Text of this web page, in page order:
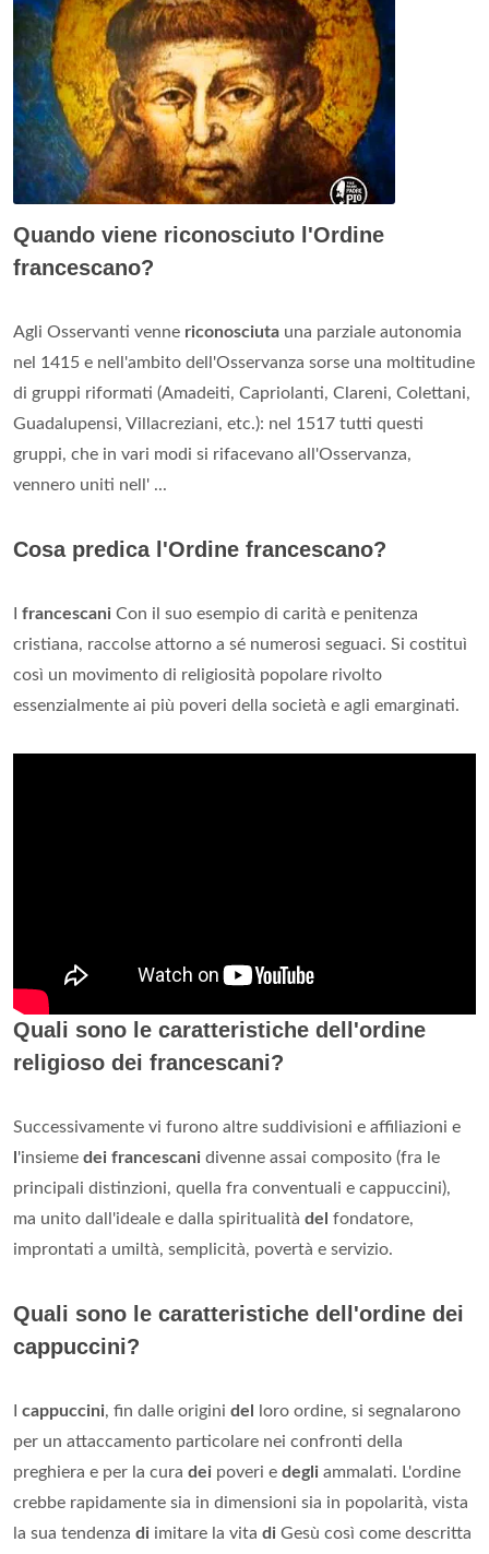
Quando viene riconosciuto l'Ordine
francescano?
Agli Osservanti venne riconosciuta una parziale autonomia
nel 1415 e nell'ambito dell'Osservanza sorse una moltitudine
di gruppi riformati (Amadeiti, Capriolanti, Clareni, Colettani,
Guadalupensi, Villacreziani, etc.): nel 1517 tutti questi
gruppi, che in vari modi si rifacevano all'Osservanza,
vennero uniti nell' ...
Cosa predica l'Ordine francescano?
francescani Con il suo esempio di carità e penitenza
cristiana, raccolse attorno a sé numerosi seguaci. Si costituì
così un movimento di religiosità popolare rivolto
essenzialmente ai più poveri della società e agli emarginati.
Quali sono le caratteristiche dell'ordine
religioso dei francescani?
Successivamente vi furono altre suddivisioni e affiliazioni e
'insieme dei francescani divenne assai composito (fra le
principali distinzioni, quella fra conventuali e cappuccini),
ma unito dall'ideale e dalla spiritualità del fondatore,
improntati a umiltà, semplicità, povertà e servizio.
Quali sono le caratteristiche dell'ordine dei
cappuccini?
cappuccini, fin dalle origini del
loro ordine, si segnalarono
per un attaccamento particolare nei confronti della
preghiera e per la cura dei poveri e degli ammalati. L'ordine
crebbe rapidamente sia in dimensioni sia in popolarità, vista
la sua tendenza di imitare la vita di Gesù così come descritta